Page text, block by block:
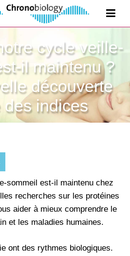
cycle veille-
il maintenu ?
découverte
des indices
sommeil est-il maintenu chez
recherches sur les protéines
aider à mieux comprendre le
et les maladies humaines.
ont des rythmes biologiques.